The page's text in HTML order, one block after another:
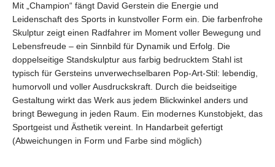
Mit „Champion“ fängt David Gerstein die Energie und
Leidenschaft des Sports in kunstvoller Form ein. Die farbenfrohe
Skulptur zeigt einen Radfahrer im Moment voller Bewegung und
Lebensfreude – ein Sinnbild für Dynamik und Erfolg. Die
doppelseitige Standskulptur aus farbig bedrucktem Stahl ist
typisch für Gersteins unverwechselbaren Pop-Art-Stil: lebendig,
humorvoll und voller Ausdruckskraft. Durch die beidseitige
Gestaltung wirkt das Werk aus jedem Blickwinkel anders und
bringt Bewegung in jeden Raum. Ein modernes Kunstobjekt, das
Sportgeist und Ästhetik vereint. In Handarbeit gefertigt
(Abweichungen in Form und Farbe sind möglich)